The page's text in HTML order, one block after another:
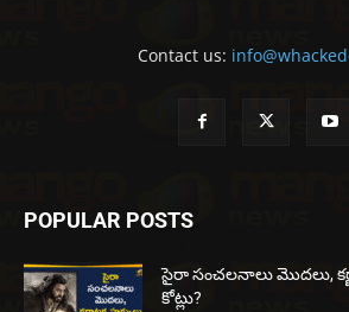
Contact us:
POPULAR POSTS
సైరా సంచలనాలు మొదలు,
కోట్లు?